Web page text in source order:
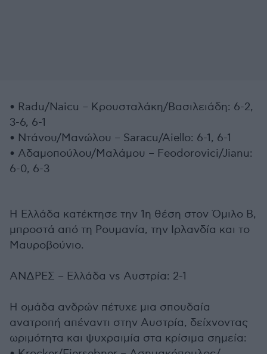
• Radu/Naicu – Κρουσταλάκη/Βασιλειάδη: 6-2,
3-6, 6-1
• Ντάνου/Μανώλου – Saracu/Aiello: 6-1, 6-1
• Αδαμοπούλου/Μαλάμου – Feodorovici/Jianu:
6-0, 6-3
Η Ελλάδα κατέκτησε την 1η θέση στον Όμιλο B,
μπροστά από τη Ρουμανία, την Ιρλανδία και το
Μαυροβούνιο.
ΑΝΔΡΕΣ – Ελλάδα vs Αυστρία: 2-1
Η ομάδα ανδρών πέτυχε μια σπουδαία
ανατροπή απέναντι στην Αυστρία, δείχνοντας
ωριμότητα και ψυχραιμία στα κρίσιμα σημεία: